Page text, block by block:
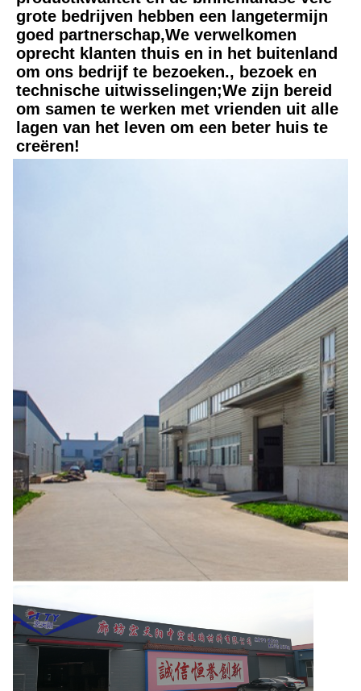
grote bedrijven hebben een langetermijn
goed partnerschap,We verwelkomen
oprecht klanten thuis en in het buitenland
om ons bedrijf te bezoeken., bezoek en
technische uitwisselingen;We zijn bereid
om samen te werken met vrienden uit alle
lagen van het leven om een beter huis te
creëren!